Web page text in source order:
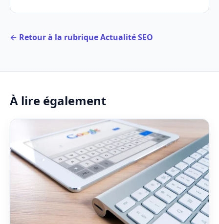
← Retour à la rubrique Actualité SEO
À lire également